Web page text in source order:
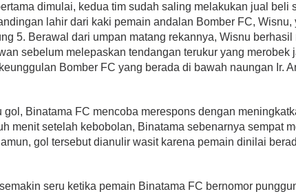
dimulai, kedua tim sudah saling melakukan jual beli
lahir dari kaki pemain andalan Bomber FC, Wisnu,
5. Berawal dari umpan matang rekannya, Wisnu
sebelum melepaskan tendangan terukur yang merobek
Bomber FC yang berada di bawah naungan Ir.
gol, Binatama FC mencoba merespons dengan
menit setelah kebobolan, Binatama sebenarnya sempat
gol tersebut dianulir wasit karena pemain dinilai
seru ketika pemain Binatama FC bernomor